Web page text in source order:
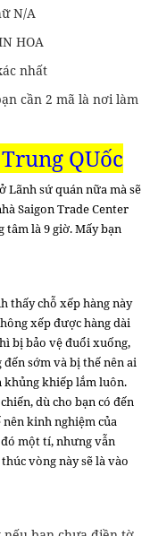
N/A
HOA
nhất
cần 2 mã là nơi làm
QUốc
Lãnh sứ quán nữa mà sẽ
Saigon Trade Center
tâm là 9 giờ. Mấy bạn
thấy chỗ xếp hàng này
xếp được hàng dài
bị bảo vệ đuổi xuống,
sớm và bị thế nên ai
khủng khiếp lắm luôn.
dù cho bạn có đến
kinh nghiệm của
một tí, nhưng vẫn
vòng này sẽ là vào